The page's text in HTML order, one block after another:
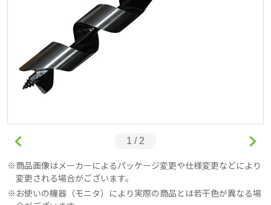
1 / 2
商品画像はメーカーによるパッケージ変更や仕様変更などにより
変更される場合がございます。
お使いの機器（モニタ）により実際の商品とは若干色が異なる場